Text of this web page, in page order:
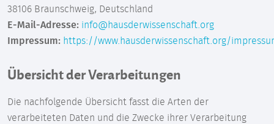
38106 Braunschweig, Deutschland
E-Mail-Adresse: info@hausderwissenschaft.org
Impressum: https://www.hausderwissenschaft.org/
Übersicht der Verarbeitungen
Die nachfolgende Übersicht fasst die Arten der
verarbeiteten Daten und die Zwecke ihrer Verarbeitung